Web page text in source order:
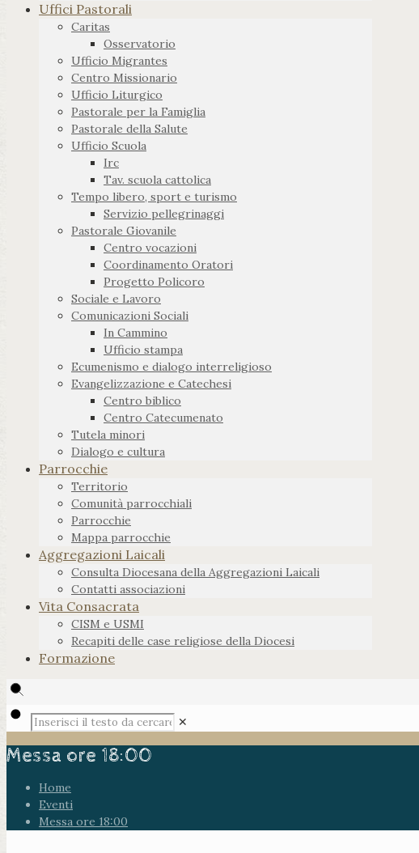
Uffici Pastorali
Caritas
Osservatorio
Ufficio Migrantes
Centro Missionario
Ufficio Liturgico
Pastorale per la Famiglia
Pastorale della Salute
Ufficio Scuola
Irc
Tav. scuola cattolica
Tempo libero, sport e turismo
Servizio pellegrinaggi
Pastorale Giovanile
Centro vocazioni
Coordinamento Oratori
Progetto Policoro
Sociale e Lavoro
Comunicazioni Sociali
In Cammino
Ufficio stampa
Ecumenismo e dialogo interreligioso
Evangelizzazione e Catechesi
Centro biblico
Centro Catecumenato
Tutela minori
Dialogo e cultura
Parrocchie
Territorio
Comunità parrocchiali
Parrocchie
Mappa parrocchie
Aggregazioni Laicali
Consulta Diocesana della Aggregazioni Laicali
Contatti associazioni
Vita Consacrata
CISM e USMI
Recapiti delle case religiose della Diocesi
Formazione
✕
Messa ore 18:00
Home
Eventi
Messa ore 18:00